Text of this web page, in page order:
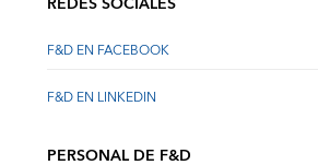
F&D EN FACEBOOK
F&D EN LINKEDIN
PERSONAL DE F&D